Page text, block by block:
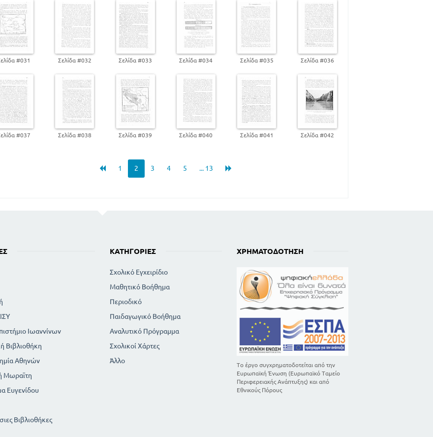
#031 Σελίδα #032 Σελίδα #033 Σελίδα #034 Σελίδα #035 Σελίδα #036
#037 Σελίδα #038 Σελίδα #039 Σελίδα #040 Σελίδα #041 Σελίδα #042
1 2 3 4 5 ... 13
Ιωαννίνων
Βιβλιοθήκη
Αθηνών
Μωραϊτη
Ευγενίδου
Βιβλιοθήκες
ΚΑΤΗΓΟΡΊΕΣ
Σχολικό Εγχειρίδιο
Μαθητικό Βοήθημα
Περιοδικό
Παιδαγωγικό Βοήθημα
Αναλυτικό Πρόγραμμα
Σχολικοί Χάρτες
Άλλο
ΧΡΗΜΑΤΟΔΌΤΗΣΗ
Το έργο συγχρηματοδοτείται από την
Ευρωπαϊκή Ένωση (Ευρωπαϊκό Ταμείο
Περιφερειακής Ανάπτυξης) και από
Εθνικούς Πόρους